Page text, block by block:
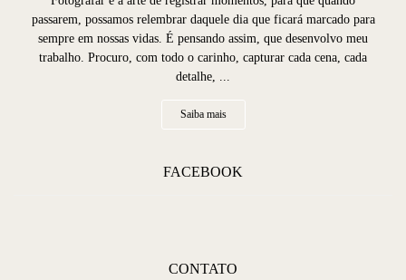
passarem, possamos relembrar daquele dia que ficará marcado para
sempre em nossas vidas. É pensando assim, que desenvolvo meu
trabalho. Procuro, com todo o carinho, capturar cada cena, cada
detalhe, ...
Saiba mais
FACEBOOK
CONTATO